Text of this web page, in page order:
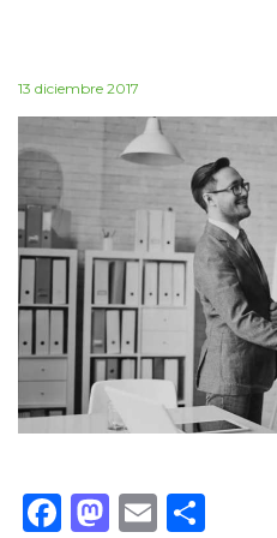
13 diciembre 2017
Facebook
Mastodon
Email